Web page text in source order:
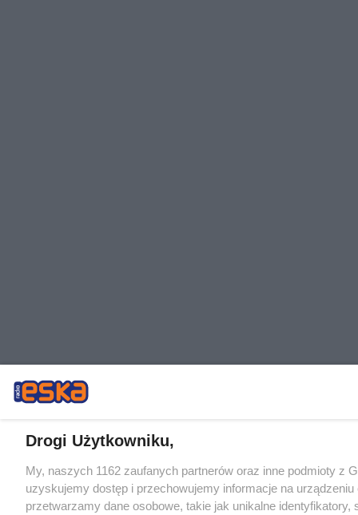
Drogi Użytkowniku,
My, naszych 1162 zaufanych partnerów oraz inne podmioty z
uzyskujemy dostęp i przechowujemy informacje na urządzeniu
przetwarzamy dane osobowe, takie jak unikalne identyfikatory,